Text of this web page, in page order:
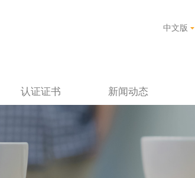
中文版
认证证书 新闻动态